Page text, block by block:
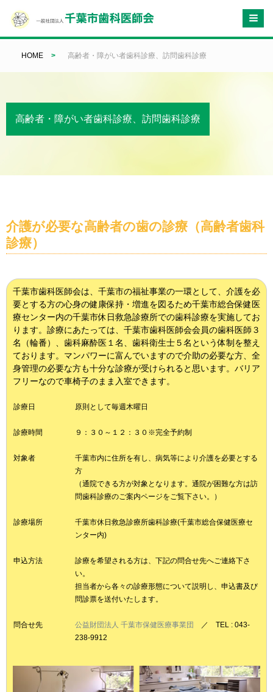
HOME > 高齢者・障がい者歯科診療、訪問歯科診療
高齢者・障がい者歯科診療、訪問歯科診療
介護が必要な高齢者の歯の診療（高齢者歯科
診療）
千葉市歯科医師会は、千葉市の福祉事業の一環として、介護を必
要とする方の心身の健康保持・増進を図るため千葉市総合保健医
療センター内の千葉市休日救急診療所での歯科診療を実施してお
ります。診療にあたっては、千葉市歯科医師会会員の歯科医師３
名（輪番）、歯科麻酔医１名、歯科衛生士５名という体制を整え
ております。マンパワーに富んでいますので介助の必要な方、全
身管理の必要な方も十分な診療が受けられると思います。バリア
フリーなので車椅子のまま入室できます。
診療日 原則として毎週木曜日
診療時間 ９：３０～１２：３０※完全予約制
対象者
千葉市内に住所を有し、病気等により介護を必要とする
方
（通院できる方が対象となります。通院が困難な方は訪
問歯科診療のご案内ページをご覧下さい。）
診療場所
千葉市休日救急診療所歯科診療(千葉市総合保健医療セ
ンター内)
申込方法
診療を希望される方は、下記の問合せ先へご連絡下さ
い。
担当者から各々の診療形態について説明し、申込書及び
問診票を送付いたします。
問合せ先 公益財団法人 千葉市保健医療事業団
／ TEL : 043-
238-9912